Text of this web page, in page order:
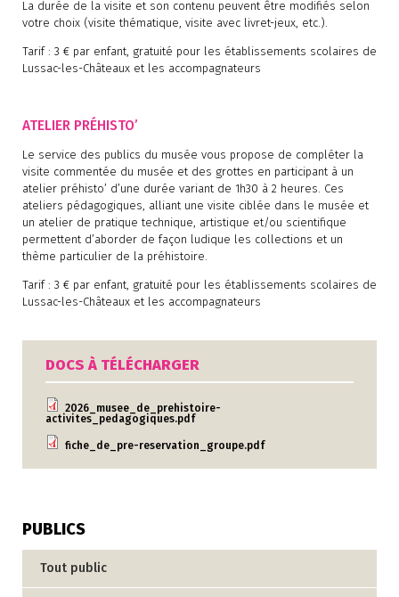
La durée de la visite et son contenu peuvent être modifiés selon
votre choix (visite thématique, visite avec livret-jeux, etc.).
Tarif : 3 € par enfant, gratuité pour les établissements scolaires de
Lussac-les-Châteaux et les accompagnateurs
ATELIER PRÉHISTO’
Le service des publics du musée vous propose de compléter la
visite commentée du musée et des grottes en participant à un
atelier préhisto’ d’une durée variant de 1h30 à 2 heures. Ces
ateliers pédagogiques, alliant une visite ciblée dans le musée et
un atelier de pratique technique, artistique et/ou scientifique
permettent d’aborder de façon ludique les collections et un
thème particulier de la préhistoire.
Tarif : 3 € par enfant, gratuité pour les établissements scolaires de
Lussac-les-Châteaux et les accompagnateurs
DOCS À TÉLÉCHARGER
2026_musee_de_prehistoire-
activites_pedagogiques.pdf
fiche_de_pre-reservation_groupe.pdf
PUBLICS
Tout public